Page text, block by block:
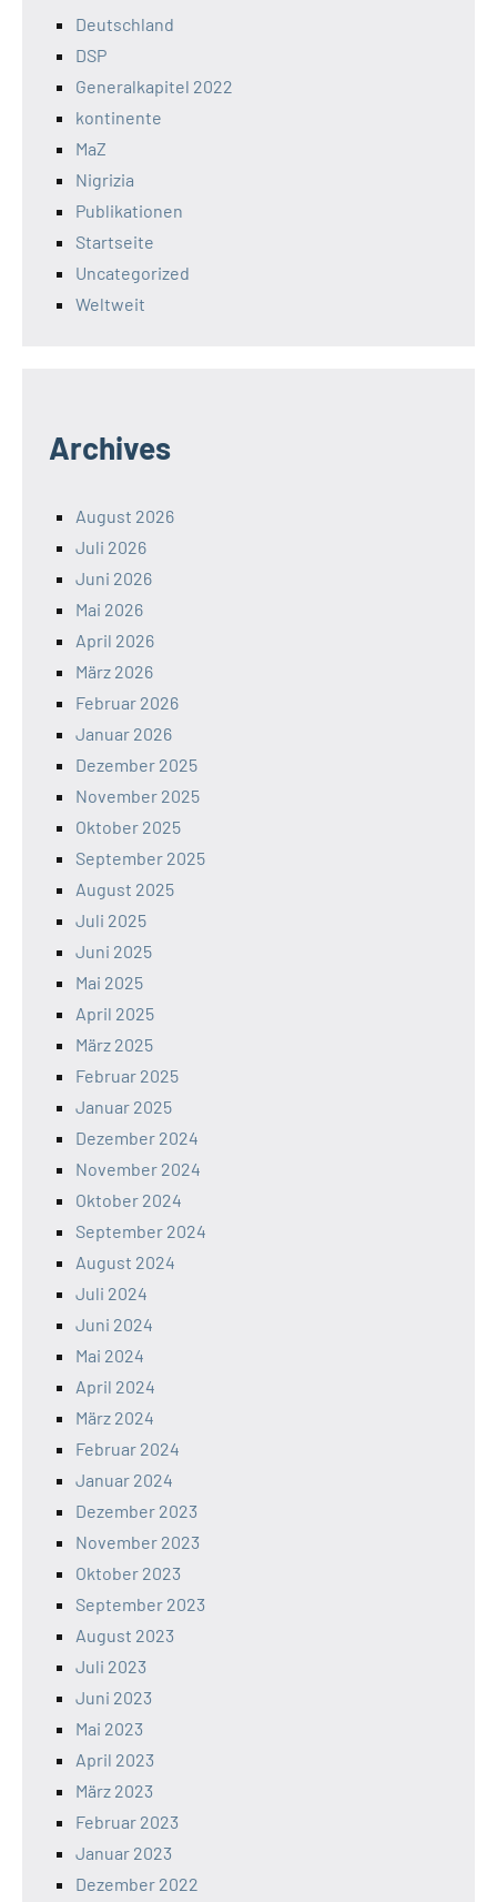
Deutschland
DSP
Generalkapitel 2022
kontinente
MaZ
Nigrizia
Publikationen
Startseite
Uncategorized
Weltweit
Archives
August 2026
Juli 2026
Juni 2026
Mai 2026
April 2026
März 2026
Februar 2026
Januar 2026
Dezember 2025
November 2025
Oktober 2025
September 2025
August 2025
Juli 2025
Juni 2025
Mai 2025
April 2025
März 2025
Februar 2025
Januar 2025
Dezember 2024
November 2024
Oktober 2024
September 2024
August 2024
Juli 2024
Juni 2024
Mai 2024
April 2024
März 2024
Februar 2024
Januar 2024
Dezember 2023
November 2023
Oktober 2023
September 2023
August 2023
Juli 2023
Juni 2023
Mai 2023
April 2023
März 2023
Februar 2023
Januar 2023
Dezember 2022